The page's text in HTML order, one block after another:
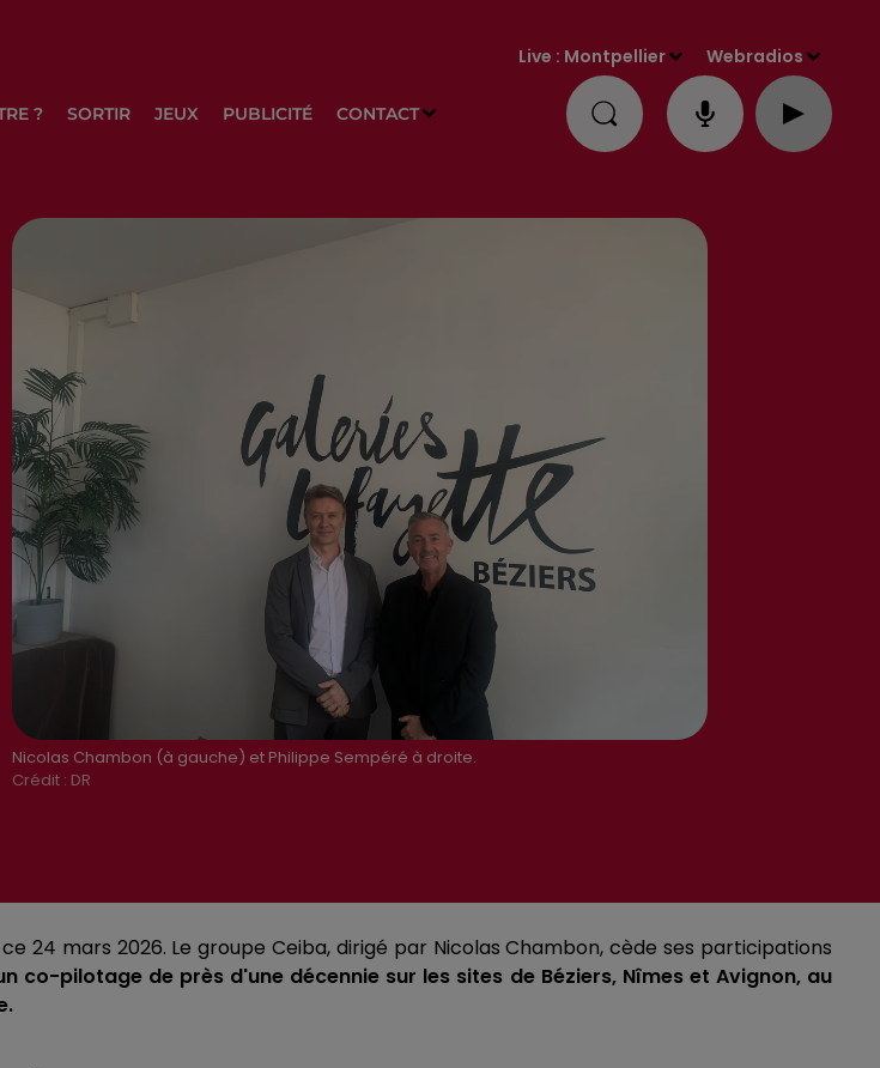
? SORTIR JEUX PUBLICITÉ CONTACT
Live : Montpellier Webradios
Nicolas Chambon (à gauche) et Philippe Sempéré à droite.
Crédit : DR
24 mars 2026. Le groupe Ceiba, dirigé par Nicolas Chambon, cède ses participations
co-pilotage de près d'une décennie sur les sites de Béziers, Nîmes et Avignon, au